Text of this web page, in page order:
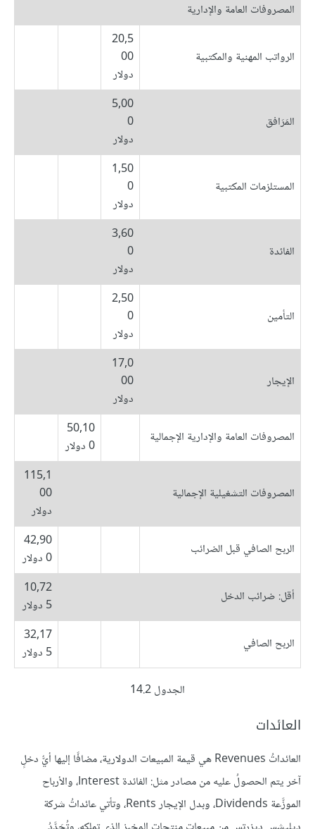
المصروفات العامة والإدارية
الرواتب المهنية والمكتبية
20,5
00
دولار
المَرَافق
5,00
0
دولار
المستلزمات المكتبية
1,50
0
دولار
الفائدة
3,60
0
دولار
التأمين
2,50
0
دولار
الإيجار
17,0
00
دولار
المصروفات العامة والإدارية الإجمالية
50,10
0 دولار
المصروفات التشغيلية الإجمالية
115,1
00
دولار
الربح الصافي قبل الضرائب
42,90
0 دولار
أقل: ضرائب الدخل
10,72
5 دولار
الربح الصافي
32,17
5 دولار
الجدول 14.2
العائدات
العائداتُ Revenues هي قيمة المبيعات الدولارية، مضافًا إليها أيُّ دخلٍ
آخر يتم الحصولُ عليه من مصادر مثل: الفائدة Interest، والأرباح
الموزَّعة Dividends، وبدل الإيجار Rents، وتأتي عائداتُ شركة